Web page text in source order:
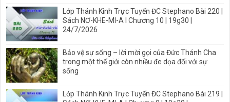
Lớp Thánh Kinh Trực Tuyến ĐC Stephano Bài 220 |
Sách NƠ-KHE-MI-A I Chương 10 | 19g30 |
24/7/2026
Bảo vệ sự sống – lời mời gọi của Đức Thánh Cha
trong một thế giới còn nhiều đe dọa đối với sự
sống
Lớp Thánh Kinh Trực Tuyến ĐC Stephano Bài 219 |